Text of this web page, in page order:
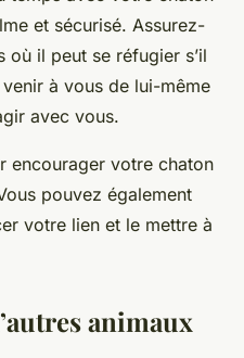
et sécurisé. Assurez-
où il peut se réfugier s’il
à vous de lui-même
avec vous.
encourager votre chaton
pouvez également
votre lien et le mettre à
animaux